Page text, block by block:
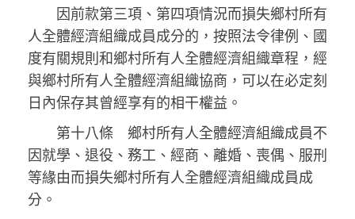
因前款第三項、第四項情況而損失鄉村所有
人全體經濟組織成員成分的，按照法令律例、國
度有關規則和鄉村所有人全體經濟組織章程，經
與鄉村所有人全體經濟組織協商，可以在必定刻
日內保存其曾經享有的相干權益。
第十八條 鄉村所有人全體經濟組織成員不
因就學、退役、務工、經商、離婚、喪偶、服刑
等緣由而損失鄉村所有人全體經濟組織成員成
分。